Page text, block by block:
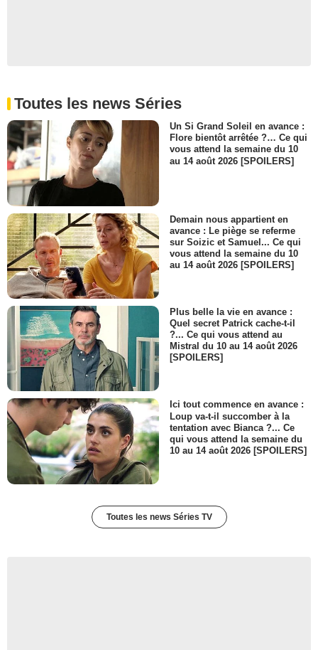
Toutes les news Séries
Un Si Grand Soleil en avance :
Flore bientôt arrêtée ?… Ce qui
vous attend la semaine du 10
au 14 août 2026 [SPOILERS]
Demain nous appartient en
avance : Le piège se referme
sur Soizic et Samuel... Ce qui
vous attend la semaine du 10
au 14 août 2026 [SPOILERS]
Plus belle la vie en avance :
Quel secret Patrick cache-t-il
?... Ce qui vous attend au
Mistral du 10 au 14 août 2026
[SPOILERS]
Ici tout commence en avance :
Loup va-t-il succomber à la
tentation avec Bianca ?... Ce
qui vous attend la semaine du
10 au 14 août 2026 [SPOILERS]
Toutes les news Séries TV